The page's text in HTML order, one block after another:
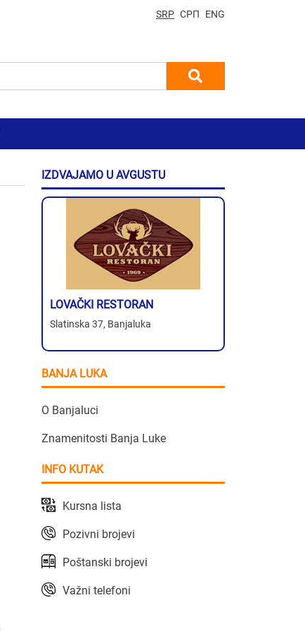
SRP СРП ENG
IZDVAJAMO U AVGUSTU
LOVAČKI RESTORAN
Slatinska 37, Banjaluka
BANJA LUKA
O Banjaluci
Znamenitosti Banja Luke
INFO KUTAK
Kursna lista
Pozivni brojevi
Poštanski brojevi
Važni telefoni